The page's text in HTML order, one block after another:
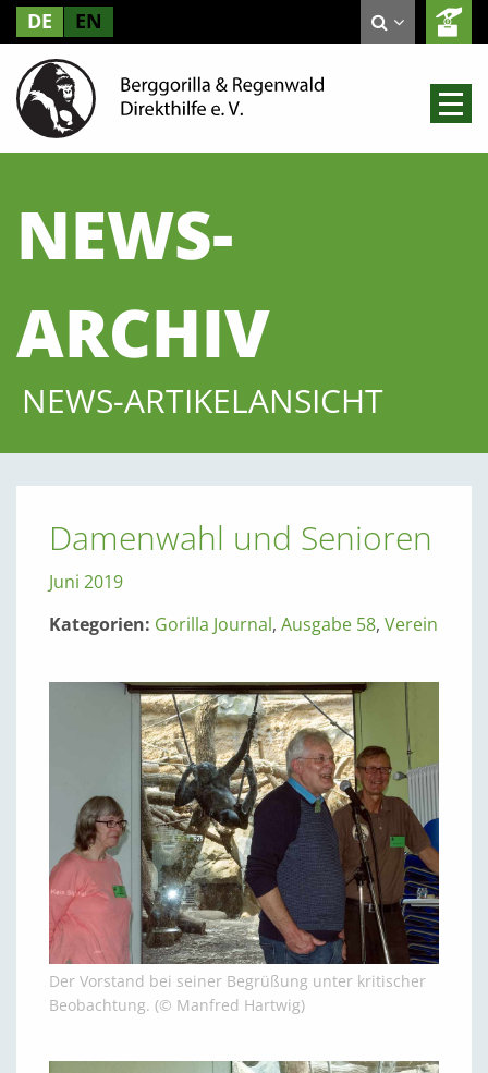
DE EN
NEWS-
ARCHIV
NEWS-ARTIKELANSICHT
Damenwahl und Senioren
Juni 2019
Kategorien: Gorilla Journal, Ausgabe 58, Verein
Der Vorstand bei seiner Begrüßung unter kritischer
Beobachtung. (© Manfred Hartwig)